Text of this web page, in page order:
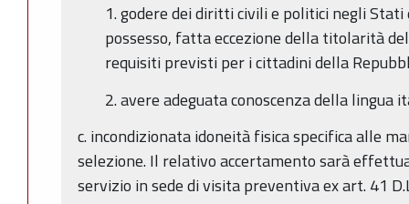
1. godere dei diritti civili e politici negli
possesso, fatta eccezione della titolarità
requisiti previsti per i cittadini della
2. avere adeguata conoscenza della lingua
c. incondizionata idoneità fisica specifica alle
selezione. Il relativo accertamento sarà
servizio in sede di visita preventiva ex art. 41